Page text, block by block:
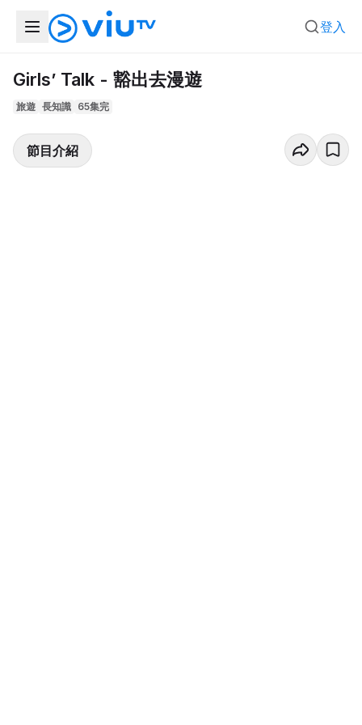
登入
Girls’ Talk - 豁出去漫遊
旅遊 長知識 65集完
節目介紹